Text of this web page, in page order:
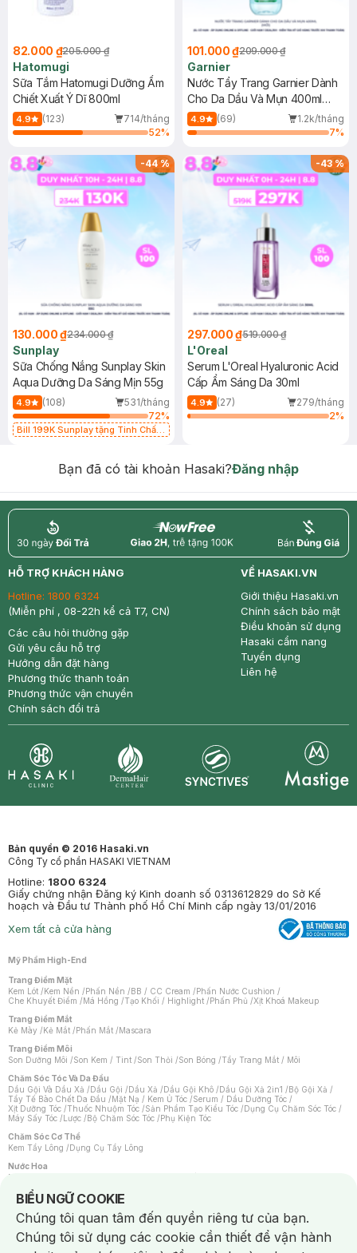
82.000 ₫205.000 ₫
Hatomugi
Sữa Tắm Hatomugi Dưỡng Ẩm
Chiết Xuất Ý Dĩ 800ml
4.9 (123)
714/tháng
52%
101.000 ₫209.000 ₫
Garnier
Nước Tẩy Trang Garnier Dành
Cho Da Dầu Và Mụn 400ml
(Mới)
4.9 (69)
1.2k/tháng
7%
-44%
130.000 ₫234.000 ₫
Sunplay
Sữa Chống Nắng Sunplay Skin
Aqua Dưỡng Da Sáng Mịn 55g
4.9 (108)
531/tháng
72%
Bill 199K Sunplay tặng Tinh Chất
-43%
297.000 ₫519.000 ₫
L'Oreal
Serum L'Oreal Hyaluronic Acid
Cấp Ẩm Sáng Da 30ml
4.9 (27)
279/tháng
2%
Bạn đã có tài khoản Hasaki?Đăng nhập
return nowfree price
HỖ TRỢ KHÁCH HÀNG
Hotline: 1800 6324
(Miễn phí , 08-22h kể cả T7, CN)
Các câu hỏi thường gặp
Gửi yêu cầu hỗ trợ
Hướng dẫn đặt hàng
Phương thức thanh toán
Phương thức vận chuyển
Chính sách đổi trả
VỀ HASAKI.VN
Giới thiệu Hasaki.vn
Chính sách bảo mật
Điều khoản sử dụng
Hasaki cẩm nang
Tuyển dụng
Liên hệ
Bản quyền © 2016 Hasaki.vn
Công Ty cổ phần HASAKI VIETNAM
Hotline: 1800 6324
Giấy chứng nhận Đăng ký Kinh doanh số 0313612829 do Sở Kế
hoạch và Đầu tư Thành phố Hồ Chí Minh cấp ngày 13/01/2016
Xem tất cả cửa hàng
Mỹ Phẩm High-End
Trang Điểm Mặt
Kem Lót /Kem Nền /Phấn Nền /BB / CC Cream /Phấn Nước Cushion /
Che Khuyết Điểm /Má Hồng /Tạo Khối / Highlight /Phấn Phủ /Xịt Khoá Makeup
Trang Điểm Mắt
Kẻ Mày /Kẻ Mắt /Phấn Mắt /Mascara
Trang Điểm Môi
Son Dưỡng Môi /Son Kem / Tint /Son Thỏi /Son Bóng /Tẩy Trang Mắt / Môi
Chăm Sóc Tóc Và Da Đầu
Dầu Gội Và Dầu Xả /Dầu Gội /Dầu Xả /Dầu Gội Khô /Dầu Gội Xả 2in1 /Bộ Gội Xả /
Tẩy Tế Bào Chết Da Đầu /Mặt Nạ / Kem Ủ Tóc /Serum / Dầu Dưỡng Tóc /
Xịt Dưỡng Tóc /Thuốc Nhuộm Tóc /Sản Phẩm Tạo Kiểu Tóc /Dụng Cụ Chăm Sóc Tóc /
Máy Sấy Tóc /Lược /Bộ Chăm Sóc Tóc /Phụ Kiện Tóc
Chăm Sóc Cơ Thể
Kem Tẩy Lông /Dụng Cụ Tẩy Lông
Nước Hoa
Nước Hoa Nữ
Chăm Sóc Cá Nhân
Chống Muỗi /Khẩu Trang /Máy Massage/Mặt Nạ Xông Hơi /Nước Rửa Tay/
Sản Phẩm Chăm Sóc Khác /Bàn Chải Đánh Răng /Bàn Chải Điện/
Hỗ Trợ Trắng Răng/Kem Đánh Răng /Máy Tăm Nước/ Nước Súc Miệng/
Tăm / Chỉ Nha Khoa/ Xịt Thơm Miệng / Dung Dịch Vệ Sinh/Dưỡng Vùng Kín/
BIỂU NGỮ COOKIE
Notice about cookies usage
Chúng tôi quan tâm đến quyền riêng tư của bạn.
Chúng tôi sử dụng các cookie cần thiết để vận hành